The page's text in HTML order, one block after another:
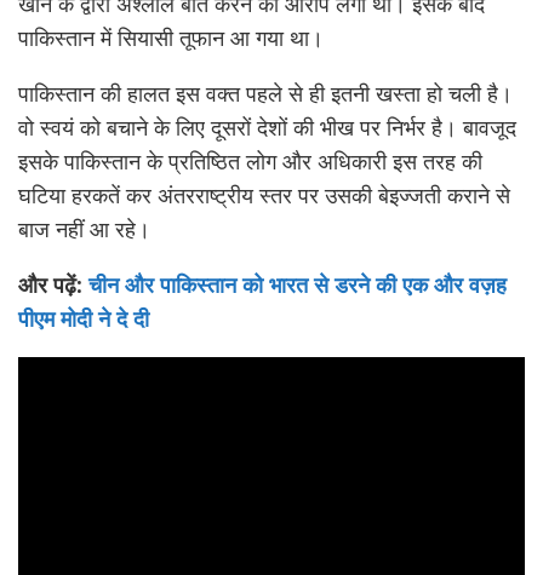
पाकिस्तान में सियासी तूफान आ गया था।
पाकिस्तान की हालत इस वक्त पहले से ही इतनी खस्ता हो चली है।
वो स्वयं को बचाने के लिए दूसरों देशों की भीख पर निर्भर है। बावजूद
इसके पाकिस्तान के प्रतिष्ठित लोग और अधिकारी इस तरह की
घटिया हरकतें कर अंतरराष्ट्रीय स्तर पर उसकी बेइज्जती कराने से
बाज नहीं आ रहे।
और पढ़ें:चीन और पाकिस्तान को भारत से डरने की एक और वज़ह
पीएम मोदी ने दे दी